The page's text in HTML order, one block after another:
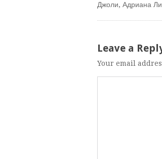
Джоли, Адриана
Leave a
Your email